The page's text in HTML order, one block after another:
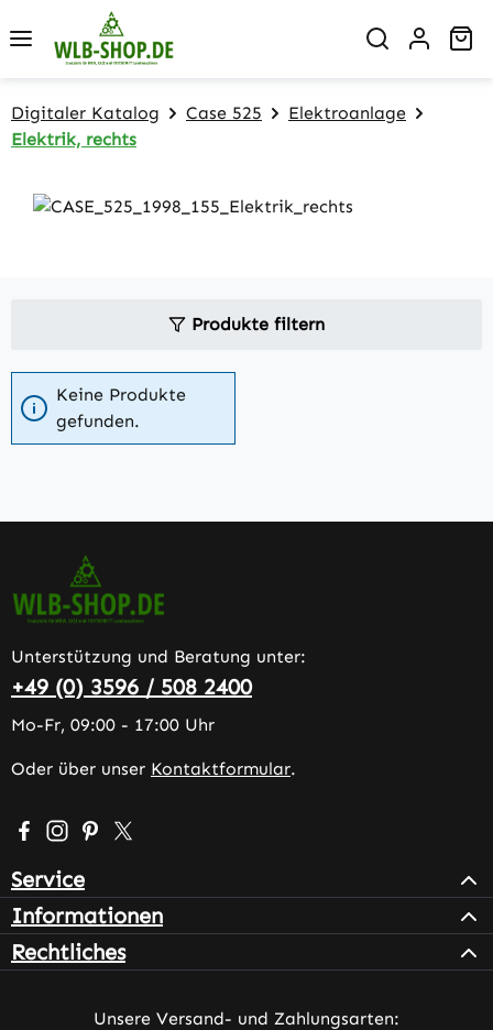
Zum Hauptinhalt springen
Digitaler Katalog Case 525
Elektroanlage
Elektrik, rechts
Produkte filtern
Keine Produkte
gefunden.
Unterstützung und Beratung unter:
+49 (0) 3596 / 508 2400
Mo-Fr, 09:00 - 17:00 Uhr
Oder über unser Kontaktformular.
Besuche uns auf Facebook – öffnet in neuem Tab
Schau auf Instagram vorbei – öffnet in neuem Tab
Lass dich auf Pinterest inspirieren – öffnet in
Folge uns auf X – öffnet in neuem Tab
Service
Informationen
Rechtliches
Unsere Versand- und Zahlungsarten: